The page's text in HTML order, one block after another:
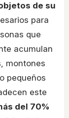
de su
para
que
acumulan
montones
pequeños
este
del 70%